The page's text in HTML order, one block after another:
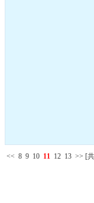
<< 8 9 10 11 12 13 >> [共